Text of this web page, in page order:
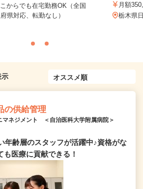
からでも在宅勤務OK（全国
県対応、転勤なし）
月額
栃木県
示
の供給管理
ネジメント ＜自治医科大学附属病院＞
年齢層のスタッフが活躍中♪資格がな
も医療に貢献できる！